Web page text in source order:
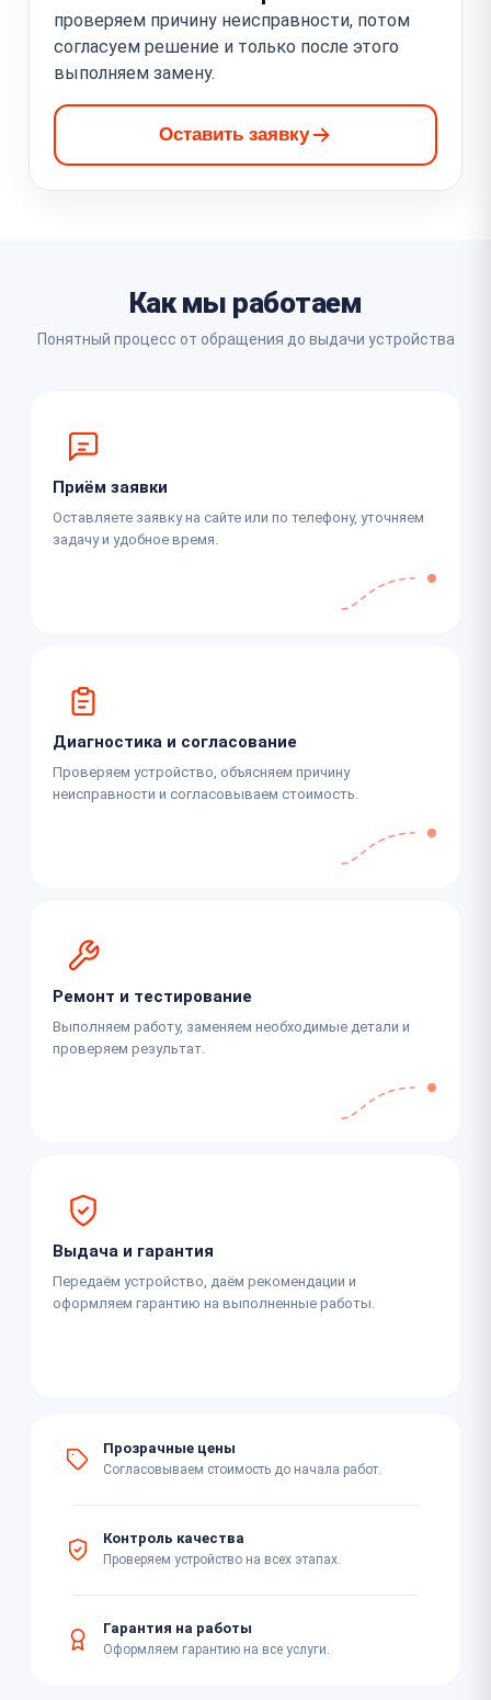
проверяем причину неисправности, потом
согласуем решение и только после этого
выполняем замену.
Оставить заявку
Как мы работаем
Понятный процесс от обращения до выдачи устройства
Приём заявки
Оставляете заявку на сайте или по телефону, уточняем
задачу и удобное время.
Диагностика и согласование
Проверяем устройство, объясняем причину
неисправности и согласовываем стоимость.
Ремонт и тестирование
Выполняем работу, заменяем необходимые детали и
проверяем результат.
Выдача и гарантия
Передаём устройство, даём рекомендации и
оформляем гарантию на выполненные работы.
Прозрачные цены
Согласовываем стоимость до начала работ.
Контроль качества
Проверяем устройство на всех этапах.
Гарантия на работы
Оформляем гарантию на все услуги.